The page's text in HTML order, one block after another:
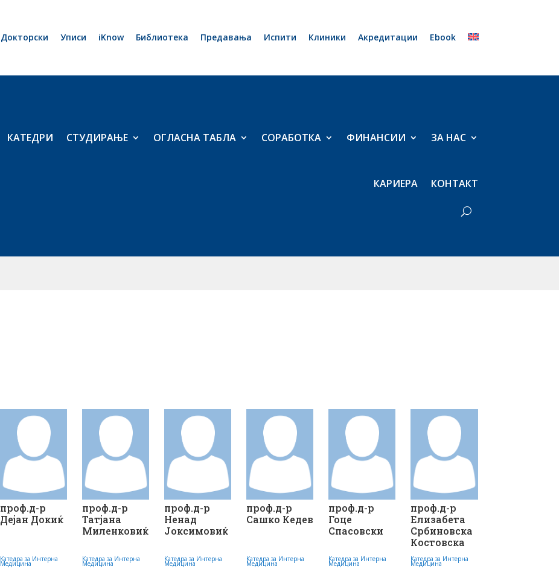
Докторски Уписи iKnow Библиотека Предавања Испити Клиники Акредитации Ebook
КАТЕДРИ СТУДИРАЊЕ ОГЛАСНА ТАБЛА СОРАБОТКА ФИНАНСИИ ЗА НАС
КАРИЕРА КОНТАКТ
проф.д-р
Дејан Докиќ
Катедра за Интерна
Медицина
проф.д-р
Татјана
Миленковиќ
Катедра за Интерна
Медицина
проф.д-р
Ненад
Јоксимовиќ
Катедра за Интерна
Медицина
проф.д-р
Сашко Кедев
Катедра за Интерна
Медицина
проф.д-р
Гоце
Спасовски
Катедра за Интерна
Медицина
проф.д-р
Елизабета
Србиновска
Костовска
Катедра за Интерна
Медицина